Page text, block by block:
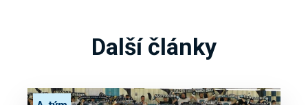
Další články